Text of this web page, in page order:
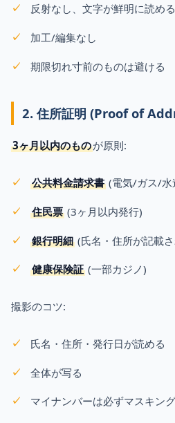
反射なし、文字が鮮明に読める
加工/編集なし
期限切れ寸前のものは避ける
2. 住所証明 (Proof of
3ヶ月以内のものが原則:
公共料金請求書 (電気/ガス/水
住民票 (3ヶ月以内発行)
銀行明細 (氏名・住所が記載
健康保険証 (一部カジノ)
撮影のコツ:
氏名・住所・発行日が読める
全体が写る
マイナンバーは必ずマスキング